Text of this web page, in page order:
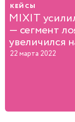
кейсы
MIXIT
— сегмент
увеличился
22 марта 2022